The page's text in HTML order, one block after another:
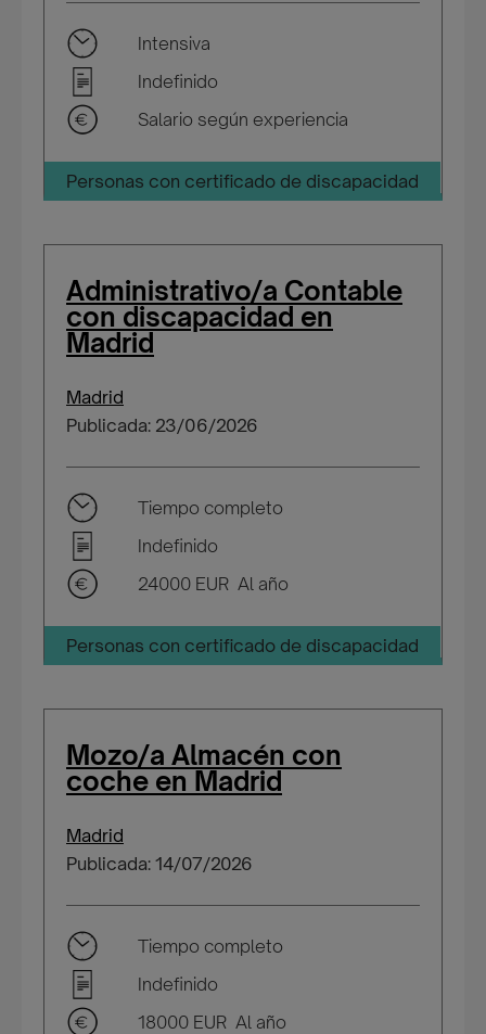
Intensiva
Indefinido
Salario según experiencia
Personas con certificado de discapacidad
Administrativo/a Contable
con discapacidad en
Madrid
Madrid
Publicada: 23/06/2026
Tiempo completo
Indefinido
24000 EUR Al año
Personas con certificado de discapacidad
Mozo/a Almacén con
coche en Madrid
Madrid
Publicada: 14/07/2026
Tiempo completo
Indefinido
18000 EUR Al año